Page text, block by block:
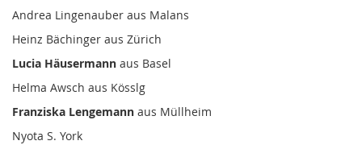
Andrea Lingenauber aus Malans
Heinz Bächinger aus Zürich
Lucia Häusermann aus Basel
Helma Awsch aus Kösslg
Franziska Lengemann aus Müllheim
Nyota S. York